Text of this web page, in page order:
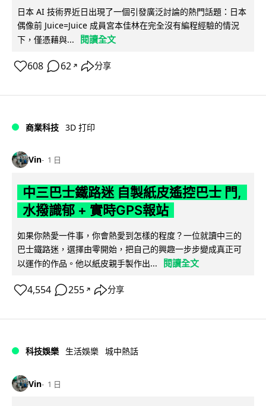
日本 AI 技術界近日出現了一個引發廣泛討論的熱門話題：日本
偶像前 Juice=Juice 成員宮本佳林在完全沒有編程經驗的情況
下，僅憑藉與...
閱讀全文
608 62 ↗ 分享
商業科技 3D 打印
Vin 1 日
中三巴士鐵路迷 自製紙皮遙控巴士 門,
水撥識郁 + 實時GPS報站
如果你熱愛一件事，你會熱愛到怎樣的程度？一位就讀中三的
巴士鐵路迷，選擇由零開始，把自己的興趣一步步變成真正可
以運作的作品。他以紙皮親手製作出...
閱讀全文
4,554 255 ↗ 分享
科技娛樂 生活娛樂 城中熱話
Vin 1 日